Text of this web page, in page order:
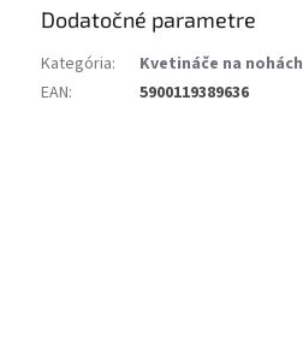
Dodatočné parametre
Kategória:
Kvetináče na nohách
EAN: 5900119389636